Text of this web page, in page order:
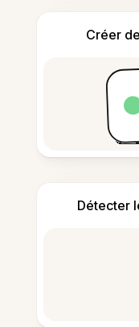
Créer
Détecter